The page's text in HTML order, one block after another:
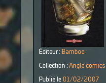
Éditeur : Bamboo
Collection : Angle comics
Publié le 01/02/2007